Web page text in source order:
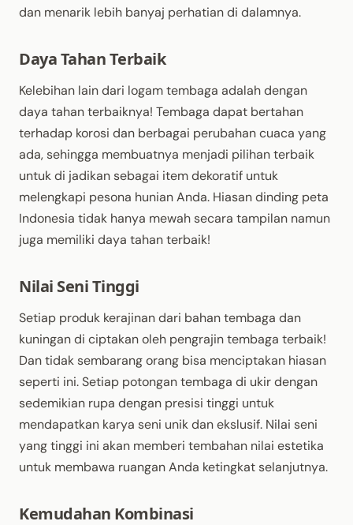
dan menarik lebih banyaj perhatian di dalamnya.
Daya Tahan Terbaik
Kelebihan lain dari logam tembaga adalah dengan
daya tahan terbaiknya! Tembaga dapat bertahan
terhadap korosi dan berbagai perubahan cuaca yang
ada, sehingga membuatnya menjadi pilihan terbaik
untuk di jadikan sebagai item dekoratif untuk
melengkapi pesona hunian Anda. Hiasan dinding peta
Indonesia tidak hanya mewah secara tampilan namun
juga memiliki daya tahan terbaik!
Nilai Seni Tinggi
Setiap produk kerajinan dari bahan tembaga dan
kuningan di ciptakan oleh pengrajin tembaga terbaik!
Dan tidak sembarang orang bisa menciptakan hiasan
seperti ini. Setiap potongan tembaga di ukir dengan
sedemikian rupa dengan presisi tinggi untuk
mendapatkan karya seni unik dan ekslusif. Nilai seni
yang tinggi ini akan memberi tembahan nilai estetika
untuk membawa ruangan Anda ketingkat selanjutnya.
Kemudahan Kombinasi